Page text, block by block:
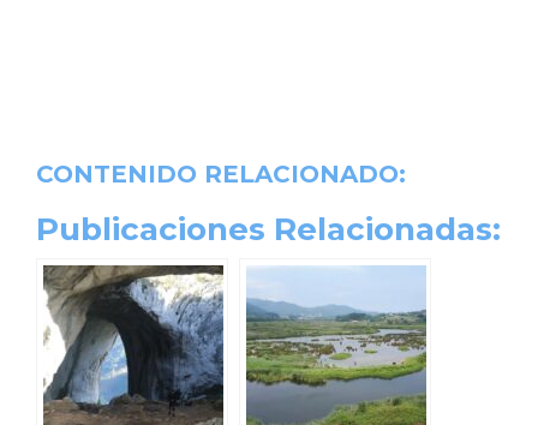
CONTENIDO RELACIONADO:
Publicaciones Relacionadas: